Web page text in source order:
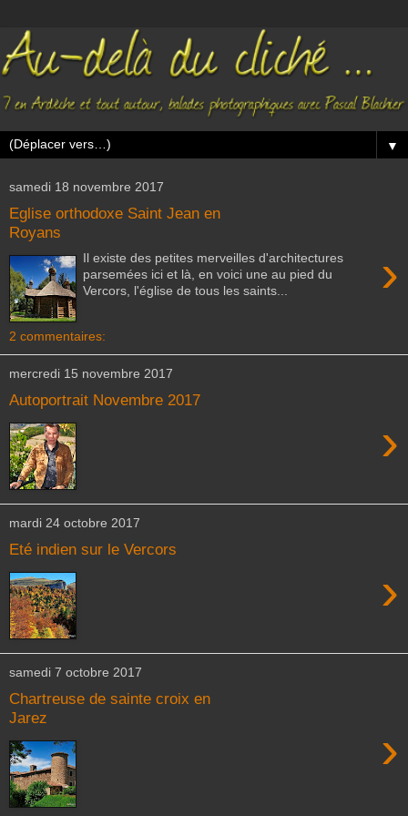
▼
samedi 18 novembre 2017
Eglise orthodoxe Saint Jean en
Royans
›
Il existe des petites merveilles d'architectures
parsemées ici et là, en voici une au pied du
Vercors, l'église de tous les saints...
2 commentaires:
mercredi 15 novembre 2017
Autoportrait Novembre 2017
›
mardi 24 octobre 2017
Eté indien sur le Vercors
›
samedi 7 octobre 2017
Chartreuse de sainte croix en
Jarez
›